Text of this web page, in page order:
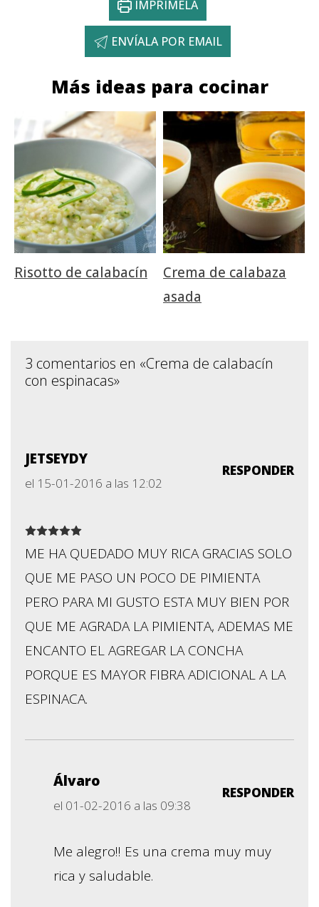
IMPRÍMELA
ENVÍALA POR EMAIL
Más ideas para cocinar
Risotto de calabacín
Crema de calabaza
asada
3 comentarios en «Crema de calabacín
con espinacas»
JETSEYDY
el 15-01-2016 a las 12:02
RESPONDER
ME HA QUEDADO MUY RICA GRACIAS SOLO
QUE ME PASO UN POCO DE PIMIENTA
PERO PARA MI GUSTO ESTA MUY BIEN POR
QUE ME AGRADA LA PIMIENTA, ADEMAS ME
ENCANTO EL AGREGAR LA CONCHA
PORQUE ES MAYOR FIBRA ADICIONAL A LA
ESPINACA.
Álvaro
el 01-02-2016 a las 09:38
RESPONDER
Me alegro!! Es una crema muy muy
rica y saludable.